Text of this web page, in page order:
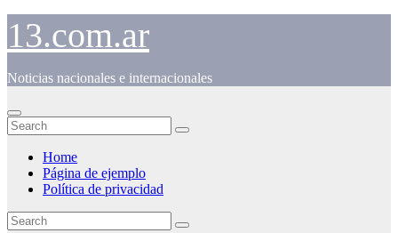
Skip
content
13.com.ar
Noticias nacionales e internacionales
Home
Página de ejemplo
Política de privacidad